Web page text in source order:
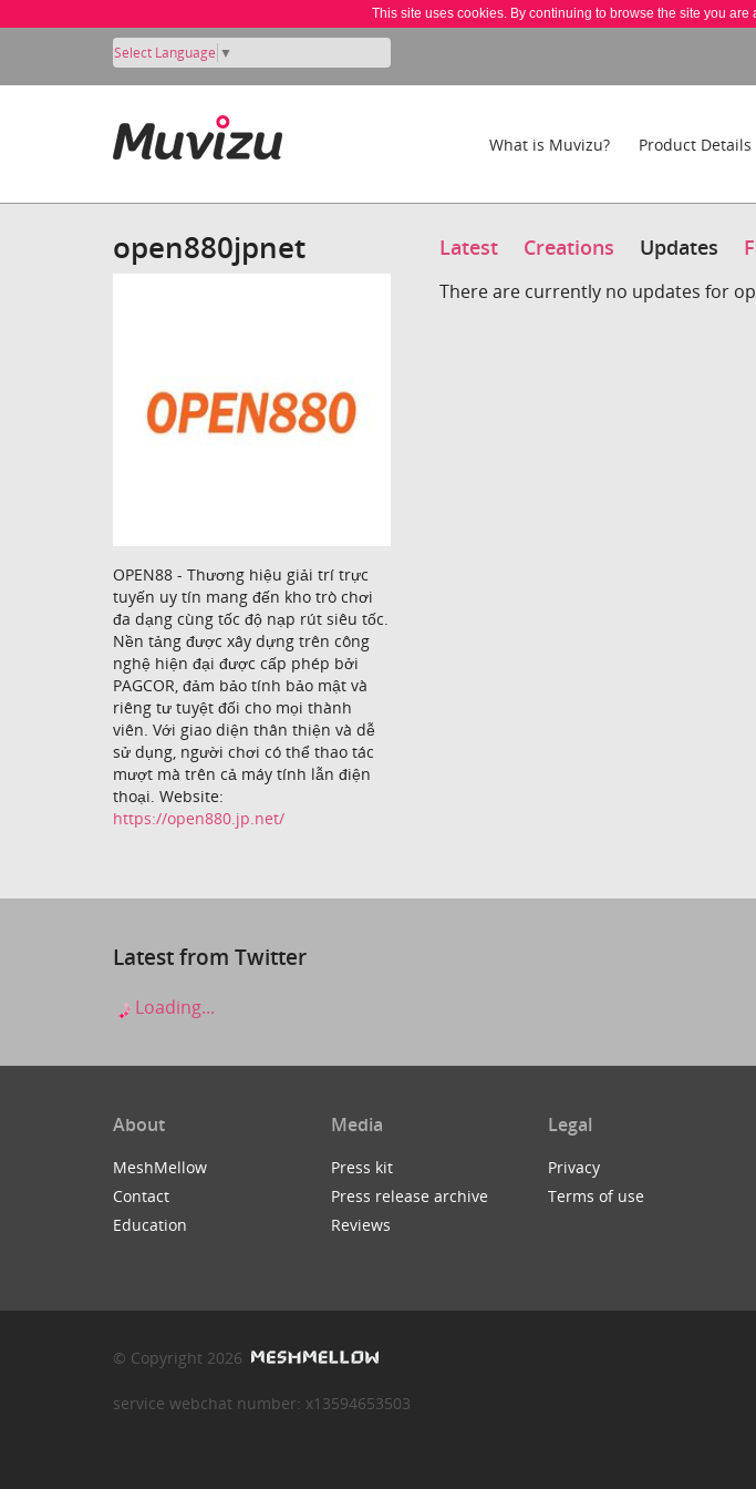
This site uses cookies. By continuing to browse the site you
Select Language ▼
What is Muvizu? Product Details
open880jpnet
OPEN88 - Thương hiệu giải trí trực
tuyến uy tín mang đến kho trò chơi
đa dạng cùng tốc độ nạp rút siêu tốc.
Nền tảng được xây dựng trên công
nghệ hiện đại được cấp phép bởi
PAGCOR, đảm bảo tính bảo mật và
riêng tư tuyệt đối cho mọi thành
viên. Với giao diện thân thiện và dễ
sử dụng, người chơi có thể thao tác
mượt mà trên cả máy tính lẫn điện
thoại. Website:
https://open880.jp.net/
Latest Creations Updates
There are currently no updates for
Latest from Twitter
Loading...
About
MeshMellow
Contact
Education
Media
Press kit
Press release archive
Reviews
Legal
Privacy
Terms of use
© Copyright 2026
service webchat number: x13594653503